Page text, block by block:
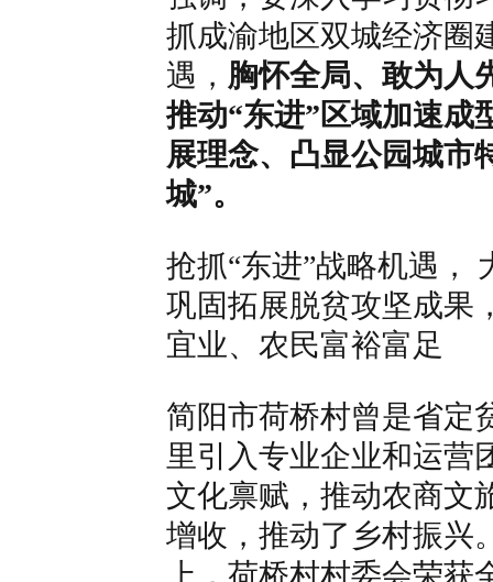
抓成渝地区双城经济圈
遇， 胸怀全局、敢为人
推动“东进”区域加速成
展理念、凸显公园城市
城”。
抢抓“东进”战略机遇，
巩固拓展脱贫攻坚成果
宜业、农民富裕富足
简阳市荷桥村曾是省定
里引入专业企业和运营
文化禀赋，推动农商文
增收，推动了乡村振兴
上，荷桥村村委会荣